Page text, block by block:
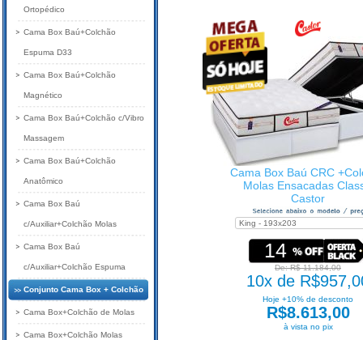
Cama Box Baú CRC
Molas Ensacadas
Castor
14
De: R$ 11.184,00
10x de
Hoje +10% de desconto
R$8.613,00
à vista no pix
Ortopédico
Cama Box Baú+Colchão
Espuma D33
Cama Box Baú+Colchão
Magnético
Cama Box Baú+Colchão c/Vibro
Massagem
Cama Box Baú+Colchão
Anatômico
Cama Box Baú
c/Auxiliar+Colchão Molas
Cama Box Baú
c/Auxiliar+Colchão Espuma
Conjunto Cama Box + Colchão
Cama Box+Colchão de Molas
Cama Box+Colchão Molas